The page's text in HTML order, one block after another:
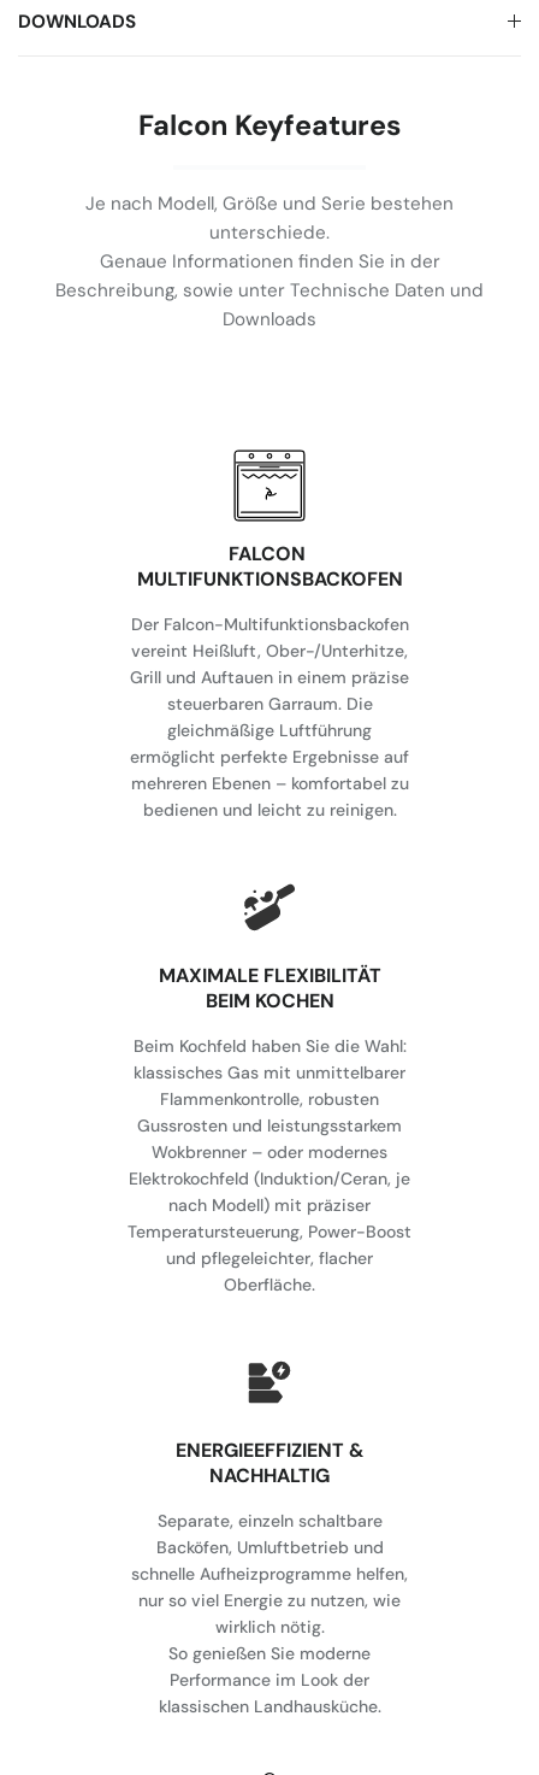
DOWNLOADS
Falcon Keyfeatures
Je nach Modell, Größe und Serie bestehen
unterschiede.
Genaue Informationen finden Sie in der
Beschreibung, sowie unter Technische Daten und
Downloads
FALCON
MULTIFUNKTIONSBACKOFEN
Der Falcon-Multifunktionsbackofen
vereint Heißluft, Ober-/Unterhitze,
Grill und Auftauen in einem präzise
steuerbaren Garraum. Die
gleichmäßige Luftführung
ermöglicht perfekte Ergebnisse auf
mehreren Ebenen – komfortabel zu
bedienen und leicht zu reinigen.
MAXIMALE FLEXIBILITÄT
BEIM KOCHEN
Beim Kochfeld haben Sie die Wahl:
klassisches Gas mit unmittelbarer
Flammenkontrolle, robusten
Gussrosten und leistungsstarkem
Wokbrenner – oder modernes
Elektrokochfeld (Induktion/Ceran, je
nach Modell) mit präziser
Temperatursteuerung, Power-Boost
und pflegeleichter, flacher
Oberfläche.
⁠ENERGIEEFFIZIENT &
NACHHALTIG
Separate, einzeln schaltbare
Backöfen, Umluftbetrieb und
schnelle Aufheizprogramme helfen,
nur so viel Energie zu nutzen, wie
wirklich nötig.
So genießen Sie moderne
Performance im Look der
klassischen Landhausküche.